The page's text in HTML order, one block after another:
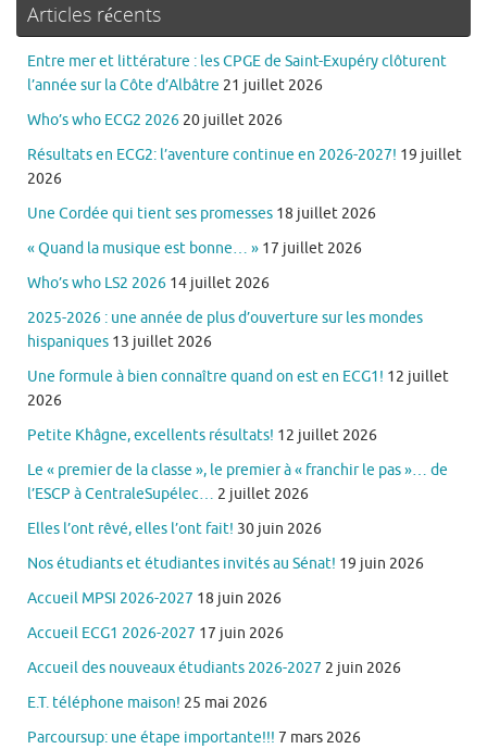
Articles récents
Entre mer et littérature : les CPGE de Saint-Exupéry clôturent
l’année sur la Côte d’Albâtre 21 juillet 2026
Who’s who ECG2 2026 20 juillet 2026
Résultats en ECG2: l’aventure continue en 2026-2027! 19 juillet
2026
Une Cordée qui tient ses promesses 18 juillet 2026
« Quand la musique est bonne… » 17 juillet 2026
Who’s who LS2 2026 14 juillet 2026
2025-2026 : une année de plus d’ouverture sur les mondes
hispaniques 13 juillet 2026
Une formule à bien connaître quand on est en ECG1! 12 juillet
2026
Petite Khâgne, excellents résultats! 12 juillet 2026
Le « premier de la classe », le premier à « franchir le pas »… de
l’ESCP à CentraleSupélec… 2 juillet 2026
Elles l’ont rêvé, elles l’ont fait! 30 juin 2026
Nos étudiants et étudiantes invités au Sénat! 19 juin 2026
Accueil MPSI 2026-2027 18 juin 2026
Accueil ECG1 2026-2027 17 juin 2026
Accueil des nouveaux étudiants 2026-2027 2 juin 2026
E.T. téléphone maison! 25 mai 2026
Parcoursup: une étape importante!!! 7 mars 2026